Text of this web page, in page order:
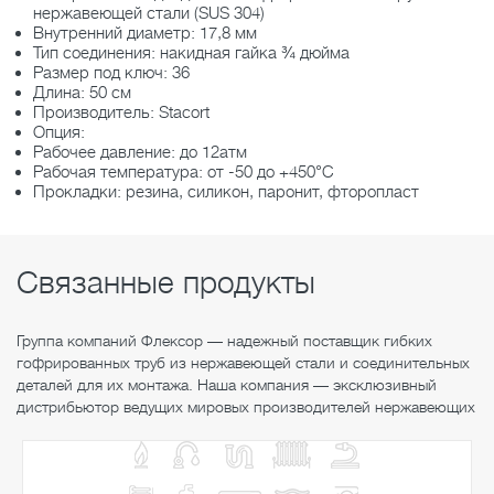
нержавеющей стали (SUS 304)
Внутренний диаметр: 17,8 мм
Тип соединения: накидная гайка ¾ дюйма
Размер под ключ: 36
Длина: 50 см
Производитель: Stacort
Опция:
Рабочее давление: до 12атм
Рабочая температура: от -50 до +450°С
Прокладки: резина, силикон, паронит, фторопласт
Связанные продукты
Группа компаний Флексор — надежный поставщик гибких
гофрированных труб из нержавеющей стали и соединительных
деталей для их монтажа. Наша компания — эксклюзивный
дистрибьютор ведущих мировых производителей нержавеющих